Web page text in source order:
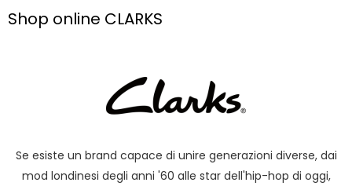
CARD
Shop online CLARKS
Se esiste un brand capace di unire generazioni diverse, dai
mod londinesi degli anni '60 alle star dell'hip-hop di oggi,